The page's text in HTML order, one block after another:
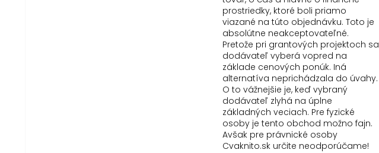
prostriedky, ktoré boli priamo
viazané na túto objednávku. Toto je
absolútne neakceptovateľné.
Pretože pri grantových projektoch sa
dodávateľ vyberá vopred na
základe cenových ponúk. Iná
alternatíva neprichádzala do úvahy.
O to vážnejšie je, keď vybraný
dodávateľ zlyhá na úplne
základných veciach. Pre fyzické
osoby je tento obchod možno fajn.
Avšak pre právnické osoby
Cvaknito.sk určite neodporúčame!